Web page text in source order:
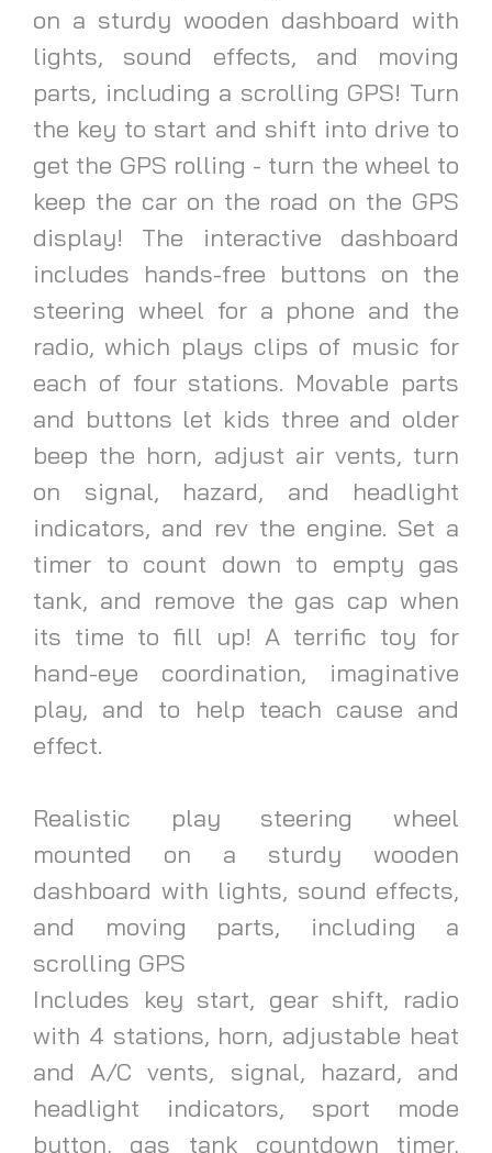
on a sturdy wooden dashboard with
lights, sound effects, and moving
parts, including a scrolling GPS! Turn
the key to start and shift into drive to
get the GPS rolling - turn the wheel to
keep the car on the road on the GPS
display! The interactive dashboard
includes hands-free buttons on the
steering wheel for a phone and the
radio, which plays clips of music for
each of four stations. Movable parts
and buttons let kids three and older
beep the horn, adjust air vents, turn
on signal, hazard, and headlight
indicators, and rev the engine. Set a
timer to count down to empty gas
tank, and remove the gas cap when
its time to fill up! A terrific toy for
hand-eye coordination, imaginative
play, and to help teach cause and
effect.
Realistic play steering wheel
mounted on a sturdy wooden
dashboard with lights, sound effects,
and moving parts, including a
scrolling GPS
Includes key start, gear shift, radio
with 4 stations, horn, adjustable heat
and A/C vents, signal, hazard, and
headlight indicators, sport mode
button, gas tank countdown timer,